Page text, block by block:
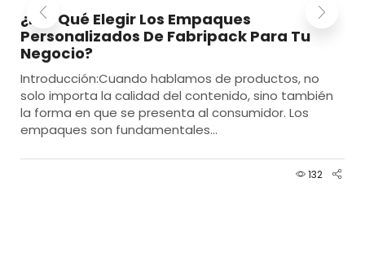
¿Por Qué Elegir Los Empaques
Personalizados De Fabripack Para Tu
Negocio?
Introducción:Cuando hablamos de productos, no
solo importa la calidad del contenido, sino también
la forma en que se presenta al consumidor. Los
empaques son fundamentales...
132